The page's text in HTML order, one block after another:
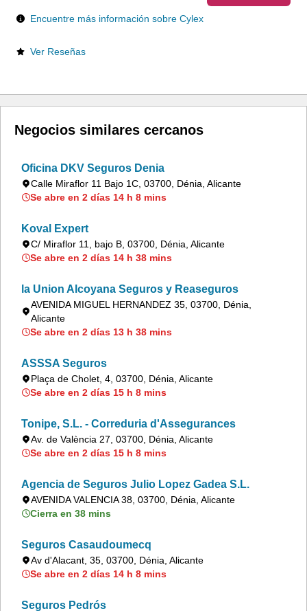
Encuentre más información sobre Cylex
Ver Reseñas
Negocios similares cercanos
Oficina DKV Seguros Denia
Calle Miraflor 11 Bajo 1C, 03700, Dénia, Alicante
Se abre en 2 días 14 h 8 mins
Koval Expert
C/ Miraflor 11, bajo B, 03700, Dénia, Alicante
Se abre en 2 días 14 h 38 mins
la Union Alcoyana Seguros y Reaseguros
AVENIDA MIGUEL HERNANDEZ 35, 03700, Dénia,
Alicante
Se abre en 2 días 13 h 38 mins
ASSSA Seguros
Plaça de Cholet, 4, 03700, Dénia, Alicante
Se abre en 2 días 15 h 8 mins
Tonipe, S.L. - Correduria d'Assegurances
Av. de València 27, 03700, Dénia, Alicante
Se abre en 2 días 15 h 8 mins
Agencia de Seguros Julio Lopez Gadea S.L.
AVENIDA VALENCIA 38, 03700, Dénia, Alicante
Cierra en 38 mins
Seguros Casaudoumecq
Av d'Alacant, 35, 03700, Dénia, Alicante
Se abre en 2 días 14 h 8 mins
Seguros Pedrós